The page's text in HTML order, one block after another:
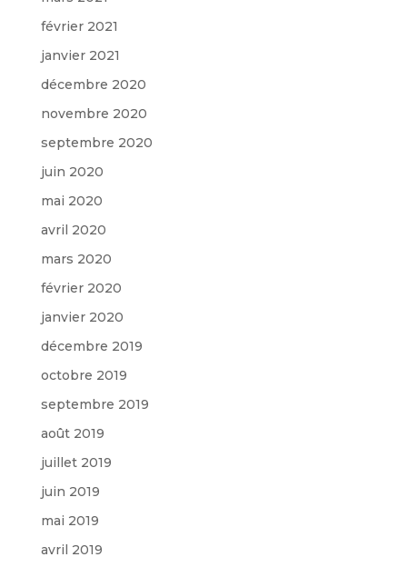
février 2021
janvier 2021
décembre 2020
novembre 2020
septembre 2020
juin 2020
mai 2020
avril 2020
mars 2020
février 2020
janvier 2020
décembre 2019
octobre 2019
septembre 2019
août 2019
juillet 2019
juin 2019
mai 2019
avril 2019